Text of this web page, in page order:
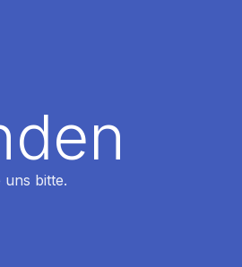
uns bitte.